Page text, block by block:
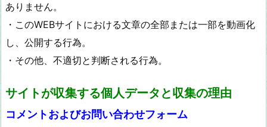
ありません。
・このWEBサイトにおける文章の全部または一部を動画化
し、公開する行為。
・その他、不適切と判断される行為。
サイトが収集する個人データと収集の理由
コメントおよびお問い合わせフォーム